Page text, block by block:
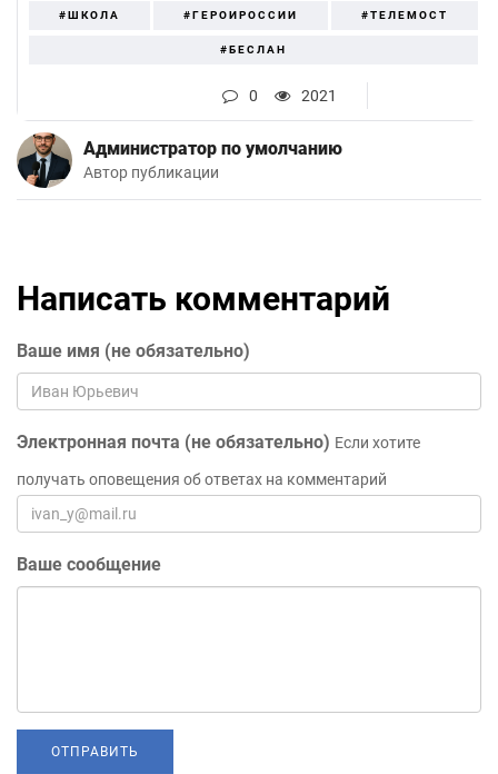
#ШКОЛА #ГЕРОИРОССИИ #ТЕЛЕМОСТ
#БЕСЛАН
0 2021
Администратор по умолчанию
Автор публикации
Написать комментарий
Ваше имя (не обязательно)
Электронная почта (не обязательно) Если хотите
получать оповещения об ответах на комментарий
Ваше сообщение